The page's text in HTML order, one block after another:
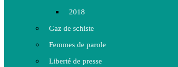
2018
Gaz de schiste
Femmes de parole
Liberté de presse